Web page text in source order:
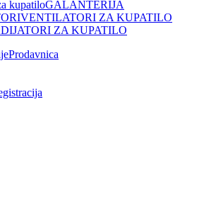
GALANTERIJA
VENTILATORI ZA KUPATILO
ZA KUPATILO
Prodavnica